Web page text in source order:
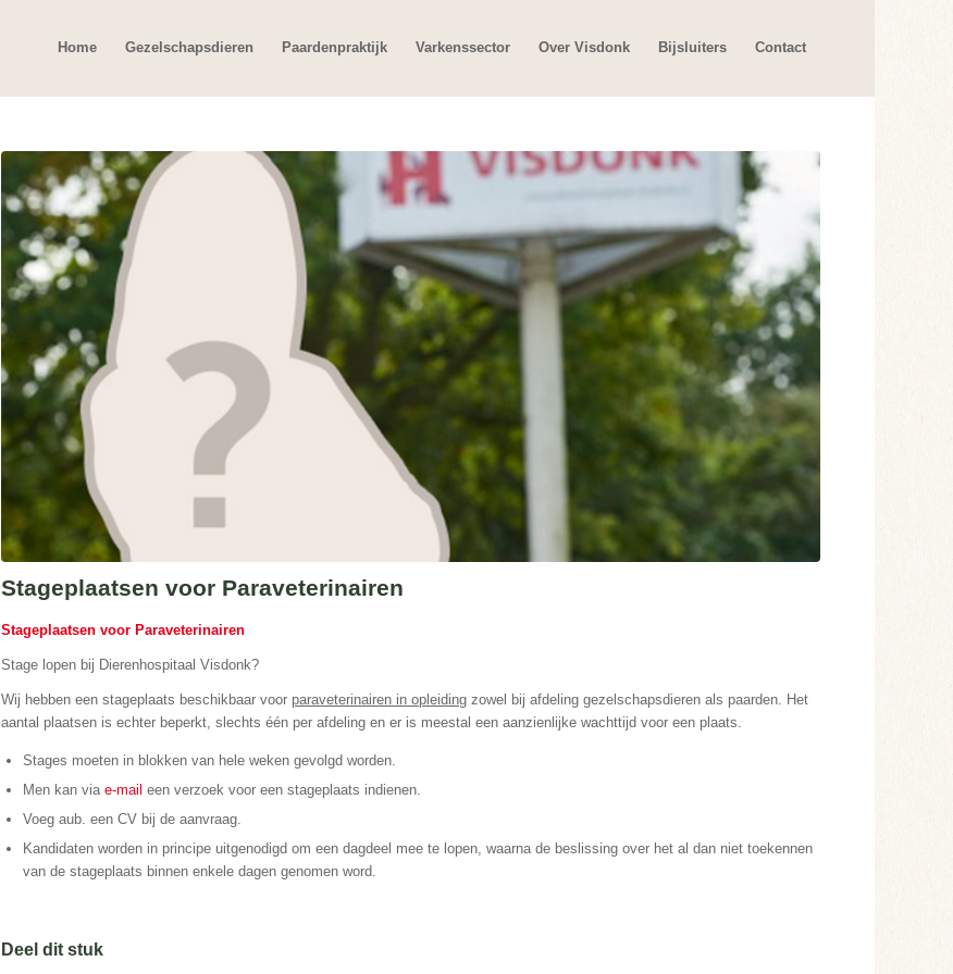
Home Gezelschapsdieren Paardenpraktijk Varkenssector Over Visdonk Bijsluiters Contact
Stageplaatsen voor Paraveterinairen
Stageplaatsen voor Paraveterinairen
Stage lopen bij Dierenhospitaal Visdonk?
Wij hebben een stageplaats beschikbaar voor paraveterinairen in opleiding zowel bij afdeling gezelschapsdieren als paarden. Het
aantal plaatsen is echter beperkt, slechts één per afdeling en er is meestal een aanzienlijke wachttijd voor een plaats.
Stages moeten in blokken van hele weken gevolgd worden.
Men kan via e-mail een verzoek voor een stageplaats indienen.
Voeg aub. een CV bij de aanvraag.
Kandidaten worden in principe uitgenodigd om een dagdeel mee te lopen, waarna de beslissing over het al dan niet toekennen
van de stageplaats binnen enkele dagen genomen word.
Deel dit stuk